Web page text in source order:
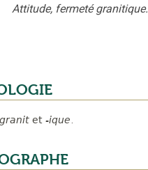
Attitude, fermeté granitique.
granit et -ique.